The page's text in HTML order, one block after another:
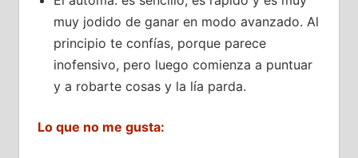
muy jodido de ganar en modo avanzado. Al
principio te confías, porque parece
inofensivo, pero luego comienza a puntuar
y a robarte cosas y la lía parda.
Lo que no me gusta: